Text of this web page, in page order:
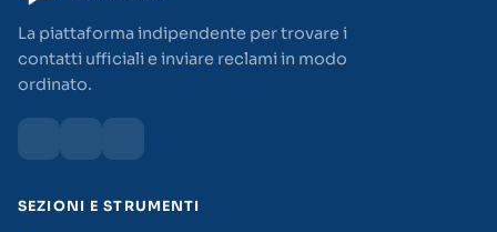
La piattaforma indipendente per trovare i
contatti ufficiali e inviare reclami in modo
ordinato.
SEZIONI E STRUMENTI